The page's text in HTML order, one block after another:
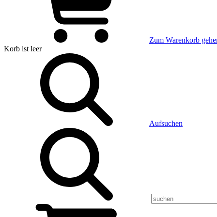
Zum Warenkorb
Korb ist leer
Aufsuchen